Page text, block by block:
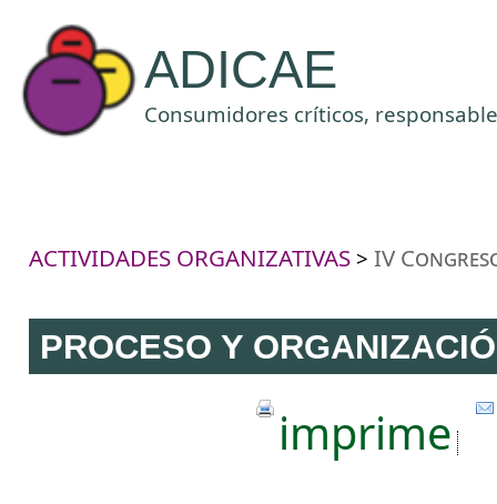
ADICAE
Consumidores críticos,
ACTIVIDADES ORGANIZATIVAS > IV
PROCESO Y
imprime